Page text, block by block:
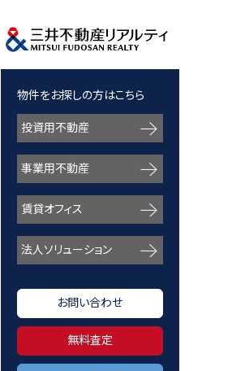
物件をお探しの方はこちら
投資用不動産
事業用不動産
賃貸オフィス
法人ソリューション
お問い合わせ
無料査定